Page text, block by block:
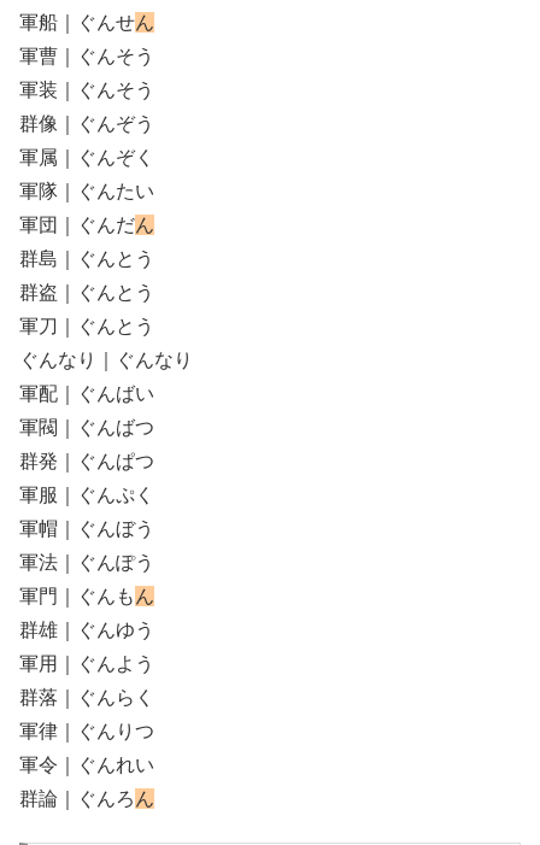
軍船｜ぐんせん
軍曹｜ぐんそう
軍装｜ぐんそう
群像｜ぐんぞう
軍属｜ぐんぞく
軍隊｜ぐんたい
軍団｜ぐんだん
群島｜ぐんとう
群盗｜ぐんとう
軍刀｜ぐんとう
ぐんなり｜ぐんなり
軍配｜ぐんばい
軍閥｜ぐんばつ
群発｜ぐんぱつ
軍服｜ぐんぷく
軍帽｜ぐんぼう
軍法｜ぐんぽう
軍門｜ぐんも ん
群雄｜ぐんゆう
軍用｜ぐんよう
群落｜ぐんらく
軍律｜ぐんりつ
軍令｜ぐんれい
群論｜ぐんろ ん